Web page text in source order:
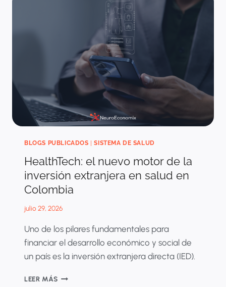
BLOGS PUBLICADOS |SISTEMA DE SALUD
HealthTech: el nuevo motor de la
inversión extranjera en salud en
Colombia
julio 29, 2026
Uno de los pilares fundamentales para
financiar el desarrollo económico y social de
un país es la inversión extranjera directa (IED).
LEER MÁSHEALTHTECH: